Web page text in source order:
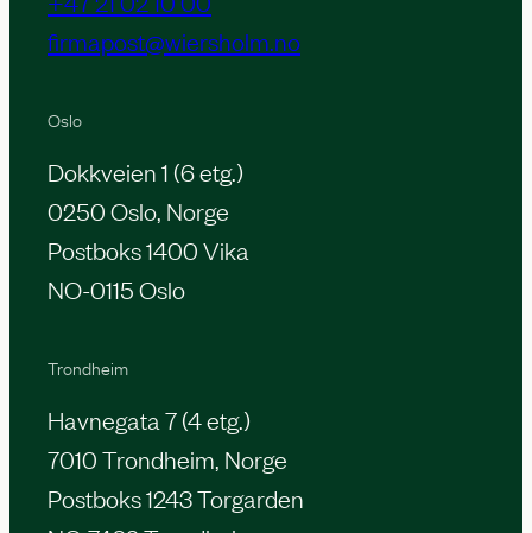
firmapost@wiersholm.no
Oslo
Dokkveien 1 (6 etg.)
0250 Oslo, Norge
Postboks 1400 Vika
NO-0115 Oslo
Trondheim
Havnegata 7 (4 etg.)
7010 Trondheim, Norge
Postboks 1243 Torgarden